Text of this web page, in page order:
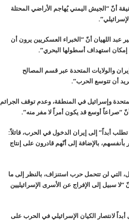
أنّ “الجيش اليمني يُهاجم الأراضي المحتلة
عبد اللهيان أنّ “الخبراء العسكريين يرون أن
استهداف أسطولها البحري”.
والولايات المتحدة عبر قسم المصالح
أن تتوسع الحرب”.
وإسرائيل في المنطقة، وعدم توقف الجرائم
“صراعاً أوسع قد يكون أمراً لا مفر منه”.
أبداً” إلى إيران الدخول في الحرب، قائلاً:
بالإضافة إلى أنّهم قادرون على إنتاج
التي لن تتحمل حرب استنزاف، بالنظر إلى ما
سبيل إلى الإفراج عن الأسرى الإسرائيليين
لانتصار الكيان الإسرائيلي في الحرب على